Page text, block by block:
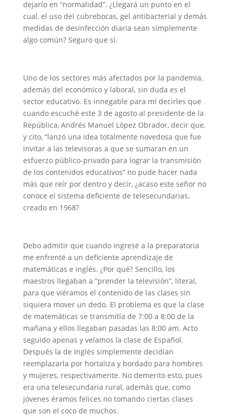
dejarlo en “normalidad”. ¿Llegará un punto en el
cual, el uso del cubrebocas, gel antibacterial y demás
medidas de desinfección diaria sean simplemente
algo común? Seguro que sí.
Uno de los sectores más afectados por la pandemia,
además del económico y laboral, sin duda es el
sector educativo. Es innegable para mí decirles que
cuando escuché este 3 de agosto al presidente de la
República, Andrés Manuel López Obrador, decir que,
y cito, “lanzó una idea totalmente novedosa que fue
invitar a las televisoras a que se sumaran en un
esfuerzo público-privado para lograr la transmisión
de los contenidos educativos” no pude hacer nada
más que reír por dentro y decir, ¿acaso este señor no
conoce el sistema deficiente de telesecundarias,
creado en 1968?
Debo admitir que cuando ingresé a la preparatoria
me enfrenté a un deficiente aprendizaje de
matemáticas e inglés. ¿Por qué? Sencillo, los
maestros llegaban a “prender la televisión”, literal,
para que viéramos el contenido de las clases sin
siquiera mover un dedo. El problema es que la clase
de matemáticas se transmitía de 7:00 a 8:00 de la
mañana y ellos llegaban pasadas las 8:00 am. Acto
seguido apenas y veíamos la clase de Español.
Después la de Inglés simplemente decidían
reemplazarla por hortaliza y bordado para hombres
y mujeres, respectivamente. No demerito esto, pues
era una telesecundaria rural, además que, como
jóvenes éramos felices no tomando ciertas clases
que son el coco de muchos.